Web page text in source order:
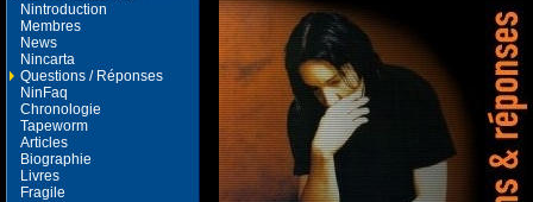
Nintroduction
Membres
News
Nincarta
Questions / Réponses
NinFaq
Chronologie
Tapeworm
Articles
Biographie
Livres
Fragile